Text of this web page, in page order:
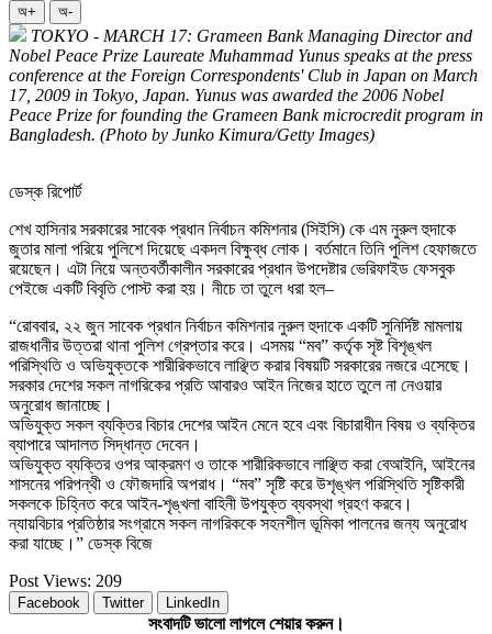
অ+ অ-
TOKYO - MARCH 17: Grameen Bank Managing Director and
Nobel Peace Prize Laureate Muhammad Yunus speaks at the press
conference at the Foreign Correspondents' Club in Japan on March
17, 2009 in Tokyo, Japan. Yunus was awarded the 2006 Nobel
Peace Prize for founding the Grameen Bank microcredit program in
Bangladesh. (Photo by Junko Kimura/Getty Images)
ডেস্ক রিপোর্ট
শেখ হাসিনার সরকারের সাবেক প্রধান নির্বাচন কমিশনার (সিইসি) কে এম নুরুল হুদাকে
জুতার মালা পরিয়ে পুলিশে দিয়েছে একদল বিক্ষুব্ধ লোক। বর্তমানে তিনি পুলিশ হেফাজতে
রয়েছেন। এটা নিয়ে অন্তবর্তীকালীন সরকারের প্রধান উপদেষ্টার ভেরিফাইড ফেসবুক
পেইজে একটি বিবৃতি পোস্ট করা হয়। নীচে তা তুলে ধরা হল–
“রোববার, ২২ জুন সাবেক প্রধান নির্বাচন কমিশনার নুরুল হুদাকে একটি সুনির্দিষ্ট মামলায়
রাজধানীর উত্তরা থানা পুলিশ গ্রেপ্তার করে। এসময় “মব” কর্তৃক সৃষ্ট বিশৃঙ্খল
পরিস্থিতি ও অভিযুক্তকে শারীরিকভাবে লাঞ্ছিত করার বিষয়টি সরকারের নজরে এসেছে।
সরকার দেশের সকল নাগরিকের প্রতি আবারও আইন নিজের হাতে তুলে না নেওয়ার
অনুরোধ জানাচ্ছে।
অভিযুক্ত সকল ব্যক্তির বিচার দেশের আইন মেনে হবে এবং বিচারাধীন বিষয় ও ব্যক্তির
ব্যাপারে আদালত সিদ্ধান্ত দেবেন।
অভিযুক্ত ব্যক্তির ওপর আক্রমণ ও তাকে শারীরিকভাবে লাঞ্ছিত করা বেআইনি, আইনের
শাসনের পরিপন্থী ও ফৌজদারি অপরাধ। “মব” সৃষ্টি করে উশৃঙ্খল পরিস্থিতি সৃষ্টিকারী
সকলকে চিহ্নিত করে আইন-শৃঙ্খলা বাহিনী উপযুক্ত ব্যবস্থা গ্রহণ করবে।
ন্যায়বিচার প্রতিষ্ঠার সংগ্রামে সকল নাগরিককে সহনশীল ভূমিকা পালনের জন্য অনুরোধ
করা যাচ্ছে।” ডেস্ক বিজে
Post Views: 209
Facebook Twitter LinkedIn
সংবাদটি ভালো লাগলে শেয়ার করুন।